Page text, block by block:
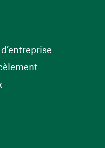
une nouvelle fenêtre)
(ouvre une nouvelle
nouvelle fenêtre)